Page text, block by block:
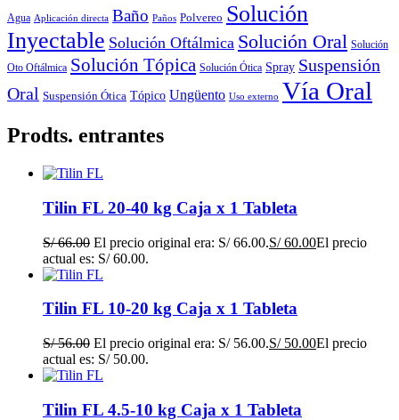
Agua Aplicación directa Baño Paños Polvereo Solución
Inyectable Solución Oftálmica Solución Oral Solución
Oto Oftálmica Solución Tópica Solución Ótica Spray Suspensión
Oral Suspensión Ótica Tópico Ungüento Uso externo Vía Oral
Prodts. entrantes
Tilin FL 20-40 kg Caja x 1 Tableta
S/66.00 El precio original era: S/ 66.00.S/60.00El precio
actual es: S/ 60.00.
Tilin FL 10-20 kg Caja x 1 Tableta
S/56.00 El precio original era: S/ 56.00.S/50.00El precio
actual es: S/ 50.00.
Tilin FL 4.5-10 kg Caja x 1 Tableta